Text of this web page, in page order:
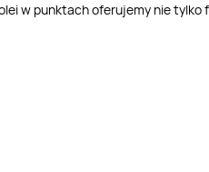
w punktach oferujemy nie